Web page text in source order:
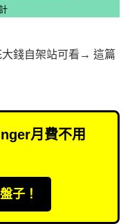
錢自架站可看→ 這篇
月費不用
子！